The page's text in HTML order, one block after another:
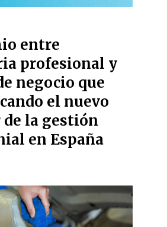
entre
profesional y
negocio que
el nuevo
de la gestión
en España